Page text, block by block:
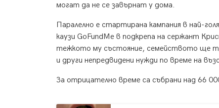
могат да не се завърнат у дома.
Паралелно е стартирана кампания в най-
каузи GoFundMe в подкрепа на сержант
тежкото му състояние, семейството ще
и други непредвидени нужди по време на
За отрицателно време са събрани над 66